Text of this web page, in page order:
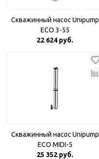
Скважинный насос Unipump
ECO 3-55
22 624 руб.
Скважинный насос Unipump
ECO MIDI-5
25 352 руб.